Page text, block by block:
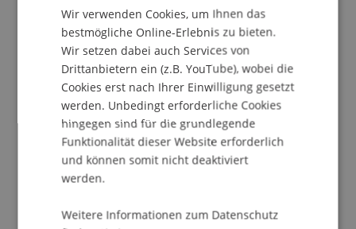
Fürst-Franz-Josef-Strasse
9490 Vaduz
Liechtenstein
T. +423 265 1136
philine.berninger@uni.li
Wir verwenden Cookies, um Ihnen das
bestmögliche Online-Erlebnis zu bieten.
Wir setzen dabei auch Services von
Drittanbietern ein (z.B. YouTube), wobei die
Cookies erst nach Ihrer Einwilligung gesetzt
werden. Unbedingt erforderliche Cookies
hingegen sind für die grundlegende
Funktionalität dieser Website erforderlich
und können somit nicht deaktiviert
werden.
Weitere Informationen zum Datenschutz